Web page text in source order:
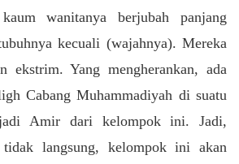
wanitanya berjubah panjang
kecuali (wajahnya). Mereka
ekstrim. Yang mengherankan, ada
Cabang Muhammadiyah di suatu
Amir dari kelompok ini. Jadi,
tidak langsung, kelompok ini akan